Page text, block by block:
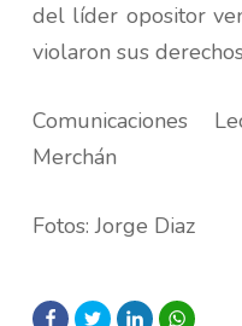
del líder opositor
violaron sus
Comunicaciones
Merchán
Fotos: Jorge Diaz